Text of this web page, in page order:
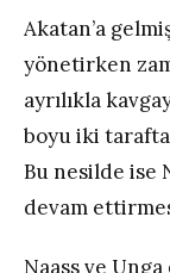
Akatan’a
yönetirken
ayrılıkla
boyu iki
Bu nesilde ise
devam
Naass ve